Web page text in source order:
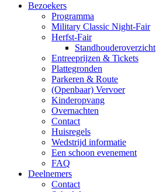
Bezoekers
Programma
Military Classic Night-Fair
Herfst-Fair
Standhouderoverzicht
Entreeprijzen & Tickets
Plattegronden
Parkeren & Route
(Openbaar) Vervoer
Kinderopvang
Overnachten
Contact
Huisregels
Wedstrijd informatie
Een schoon evenement
FAQ
Deelnemers
Contact